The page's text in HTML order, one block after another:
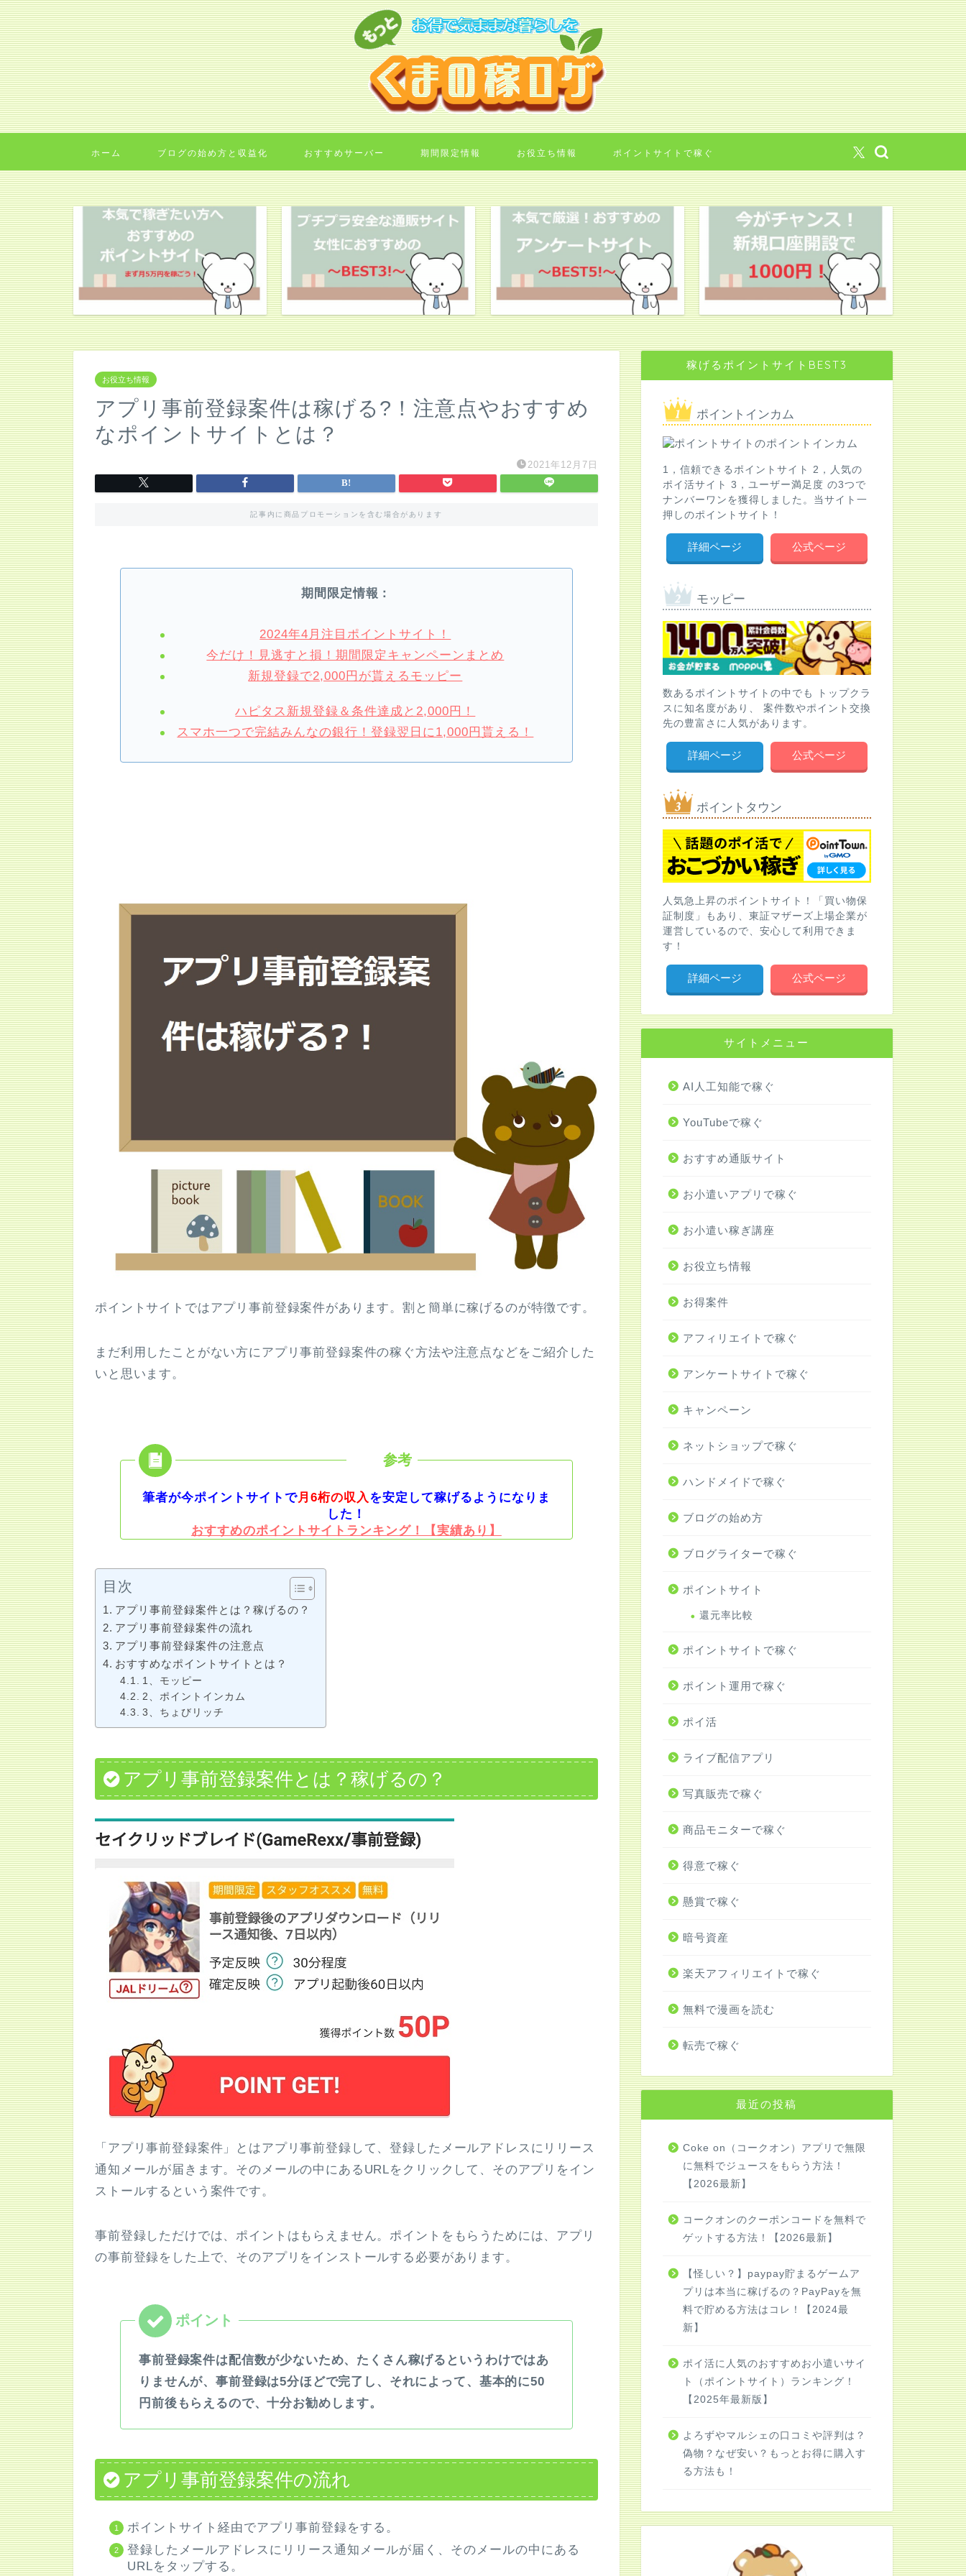
ホーム ブログの始め方と収益化 おすすめサーバー 期間限定情報 お役立ち情報 ポイントサイトで稼ぐ
お役立ち情報
アプリ事前登録案件は稼げる?！注意点やおすすめ
なポイントサイトとは？
2021年12月7日
記事内に商品プロモーションを含む場合があります
期間限定情報：
2024年4月注目ポイントサイト！
今だけ！見逃すと損！期間限定キャンペーンまとめ
新規登録で2,000円が貰えるモッピー
ハピタス新規登録＆条件達成と2,000円！
スマホ一つで完結みんなの銀行！登録翌日に1,000円貰える！
ポイントサイトではアプリ事前登録案件があります。割と簡単に稼げるのが特徴です。
まだ利用したことがない方にアプリ事前登録案件の稼ぐ方法や注意点などをご紹介した
いと思います。
筆者が今ポイントサイトで月6桁の収入を安定して稼げるようになりま
した！
おすすめのポイントサイトランキング！【実績あり】
目次
アプリ事前登録案件とは？稼げるの？
アプリ事前登録案件の流れ
アプリ事前登録案件の注意点
おすすめなポイントサイトとは？
1、モッピー
2、ポイントインカム
3、ちょびリッチ
アプリ事前登録案件とは？稼げるの？
「アプリ事前登録案件」とはアプリ事前登録して、登録したメールアドレスにリリース
通知メールが届きます。そのメールの中にあるURLをクリックして、そのアプリをイン
ストールするという案件です。
事前登録しただけでは、ポイントはもらえません。ポイントをもらうためには、アプリ
の事前登録をした上で、そのアプリをインストールする必要があります。
事前登録案件は配信数が少ないため、たくさん稼げるというわけではあ
りませんが、事前登録は5分ほどで完了し、それによって、基本的に50
円前後もらえるので、十分お勧めします。
アプリ事前登録案件の流れ
ポイントサイト経由でアプリ事前登録をする。
登録したメールアドレスにリリース通知メールが届く、そのメールの中にある
URLをタップする。
稼げるポイントサイトBEST3
ポイントインカム
1，信頼できるポイントサイト 2，人気の
ポイ活サイト 3，ユーザー満足度 の3つで
ナンバーワンを獲得しました。当サイト一
押しのポイントサイト！
詳細ページ 公式ページ
モッピー
数あるポイントサイトの中でも トップクラ
スに知名度があり、 案件数やポイント交換
先の豊富さに人気があります。
詳細ページ 公式ページ
ポイントタウン
人気急上昇のポイントサイト！「買い物保
証制度」もあり、東証マザーズ上場企業が
運営しているので、安心して利用できま
す！
詳細ページ 公式ページ
サイトメニュー
AI人工知能で稼ぐ
YouTubeで稼ぐ
おすすめ通販サイト
お小遣いアプリで稼ぐ
お小遣い稼ぎ講座
お役立ち情報
お得案件
アフィリエイトで稼ぐ
アンケートサイトで稼ぐ
キャンペーン
ネットショップで稼ぐ
ハンドメイドで稼ぐ
ブログの始め方
ブログライターで稼ぐ
ポイントサイト
還元率比較
ポイントサイトで稼ぐ
ポイント運用で稼ぐ
ポイ活
ライブ配信アプリ
写真販売で稼ぐ
商品モニターで稼ぐ
得意で稼ぐ
懸賞で稼ぐ
暗号資産
楽天アフィリエイトで稼ぐ
無料で漫画を読む
転売で稼ぐ
最近の投稿
Coke on（コークオン）アプリで無限
に無料でジュースをもらう方法！
【2026最新】
コークオンのクーポンコードを無料で
ゲットする方法！【2026最新】
【怪しい？】paypay貯まるゲームア
プリは本当に稼げるの？PayPayを無
料で貯める方法はコレ！【2024最
新】
ポイ活に人気のおすすめお小遣いサイ
ト（ポイントサイト）ランキング！
【2025年最新版】
よろずやマルシェの口コミや評判は？
偽物？なぜ安い？もっとお得に購入す
る方法も！